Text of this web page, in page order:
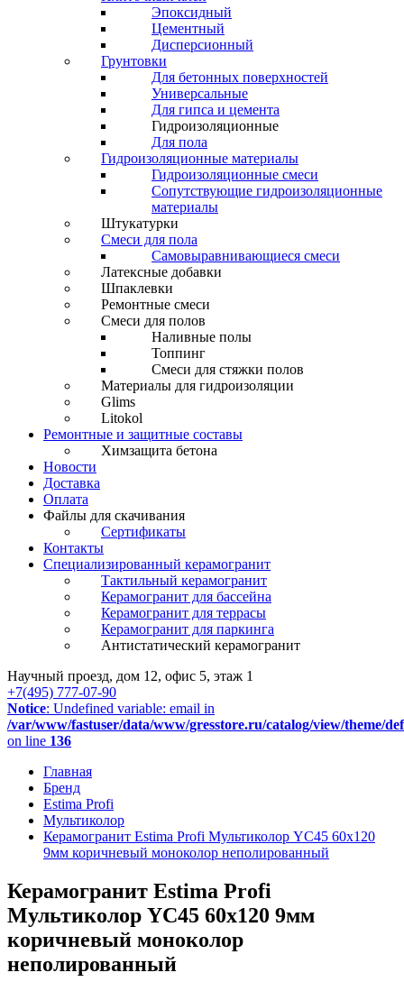
Эпоксидный
Цементный
Дисперсионный
Грунтовки
Для бетонных поверхностей
Универсальные
Для гипса и цемента
Гидроизоляционные
Для пола
Гидроизоляционные материалы
Гидроизоляционные смеси
Сопутствующие гидроизоляционные
материалы
Штукатурки
Смеси для пола
Самовыравнивающиеся смеси
Латексные добавки
Шпаклевки
Ремонтные смеси
Смеси для полов
Наливные полы
Топпинг
Смеси для стяжки полов
Материалы для гидроизоляции
Glims
Litokol
Ремонтные и защитные составы
Химзащита бетона
Новости
Доставка
Оплата
Файлы для скачивания
Сертификаты
Контакты
Специализированный керамогранит
Тактильный керамогранит
Керамогранит для бассейна
Керамогранит для террасы
Керамогранит для паркинга
Антистатический керамогранит
Научный проезд, дом 12, офис 5, этаж 1
+7(495) 777-07-90
Notice: Undefined variable: email in
/var/www/fastuser/data/www/gresstore.ru/catalog/view/theme/
on line 136
Главная
Бренд
Estima Profi
Мультиколор
Керамогранит Estima Profi Мультиколор YC45 60x120
9мм коричневый моноколор неполированный
Керамогранит Estima Profi
Мультиколор YC45 60x120 9мм
коричневый моноколор
неполированный